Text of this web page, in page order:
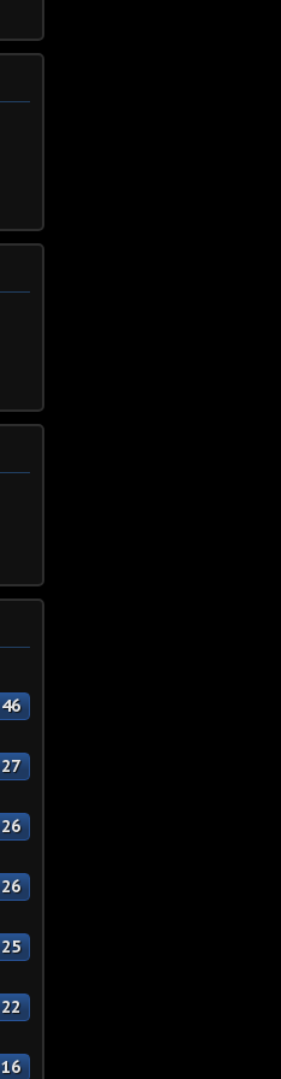
46
27
26
26
25
22
16